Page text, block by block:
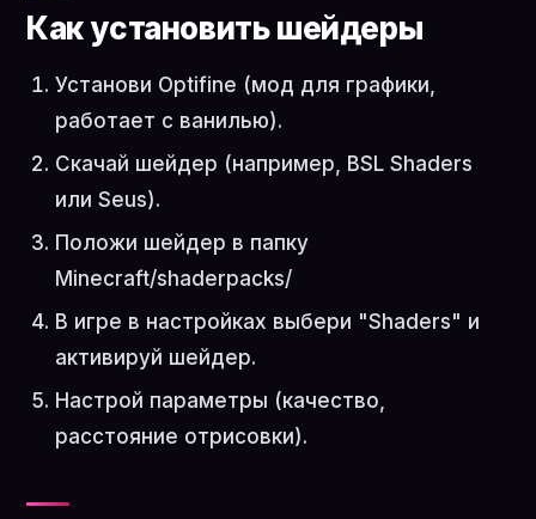
Как установить шейдеры
Установи Optifine (мод для графики,
работает с ванилью).
Скачай шейдер (например, BSL Shaders
или Seus).
Положи шейдер в папку
Minecraft/shaderpacks/
В игре в настройках выбери "Shaders" и
активируй шейдер.
Настрой параметры (качество,
расстояние отрисовки).